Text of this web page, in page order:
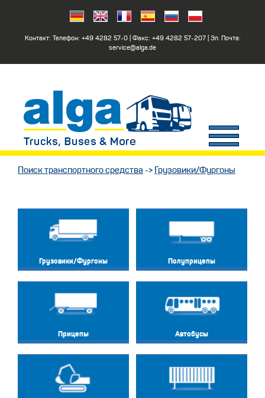
Контакт: Телефон: +49 4282 57-0| Факс: +49 4282 57-207| Эл. Почта:
service@alga.de
Поиск транспортного средства -> Грузовики/Фургоны
Грузовики/Фургоны Полуприцепы
Прицепы Автобусы